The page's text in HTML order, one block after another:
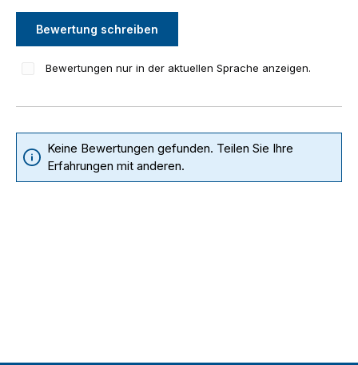
Bewertung schreiben
Bewertungen nur in der aktuellen Sprache anzeigen.
Keine Bewertungen gefunden. Teilen Sie Ihre
Erfahrungen mit anderen.